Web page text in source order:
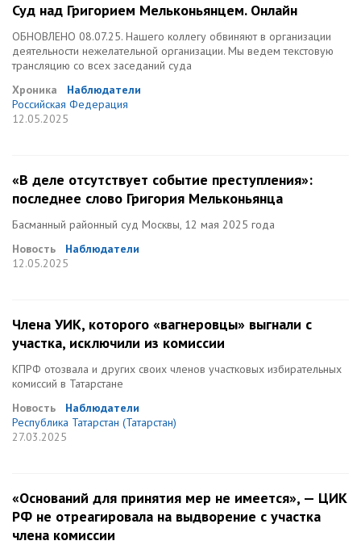
Суд над Григорием Мельконьянцем. Онлайн
ОБНОВЛЕНО 08.07.25. Нашего коллегу обвиняют в организации
деятельности нежелательной организации. Мы ведем текстовую
трансляцию со всех заседаний суда
Хроника
Наблюдатели
Российская Федерация
12.05.2025
«В деле отсутствует событие преступления»:
последнее слово Григория Мельконьянца
Басманный районный суд Москвы, 12 мая 2025 года
Новость
Наблюдатели
12.05.2025
Члена УИК, которого «вагнеровцы» выгнали с
участка, исключили из комиссии
КПРФ отозвала и других своих членов участковых избирательных
комиссий в Татарстане
Новость
Наблюдатели
Республика Татарстан (Татарстан)
27.03.2025
«Оснований для принятия мер не имеется», — ЦИК
РФ не отреагировала на выдворение с участка
члена комиссии